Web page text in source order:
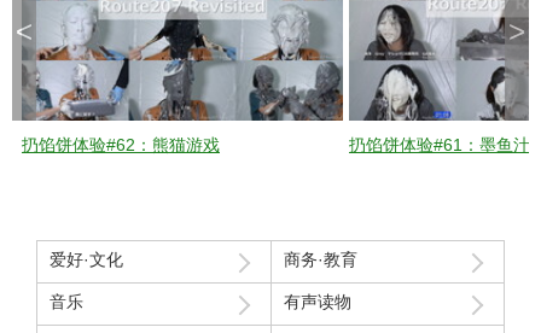
扔馅饼体验#62：熊猫游戏 扔馅饼体验#61：墨鱼汁
< >
爱好·文化 商务·教育
音乐 有声读物